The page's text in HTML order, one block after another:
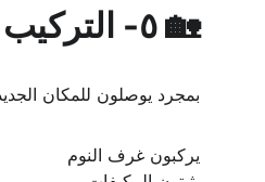
🏡 ٥- التركيب والترتيب
بمجرد يوصلون للمكان
يركبون غرف النوم